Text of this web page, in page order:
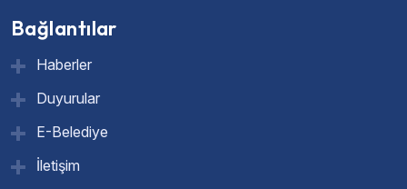
Bağlantılar
Haberler
Duyurular
E-Belediye
İletişim